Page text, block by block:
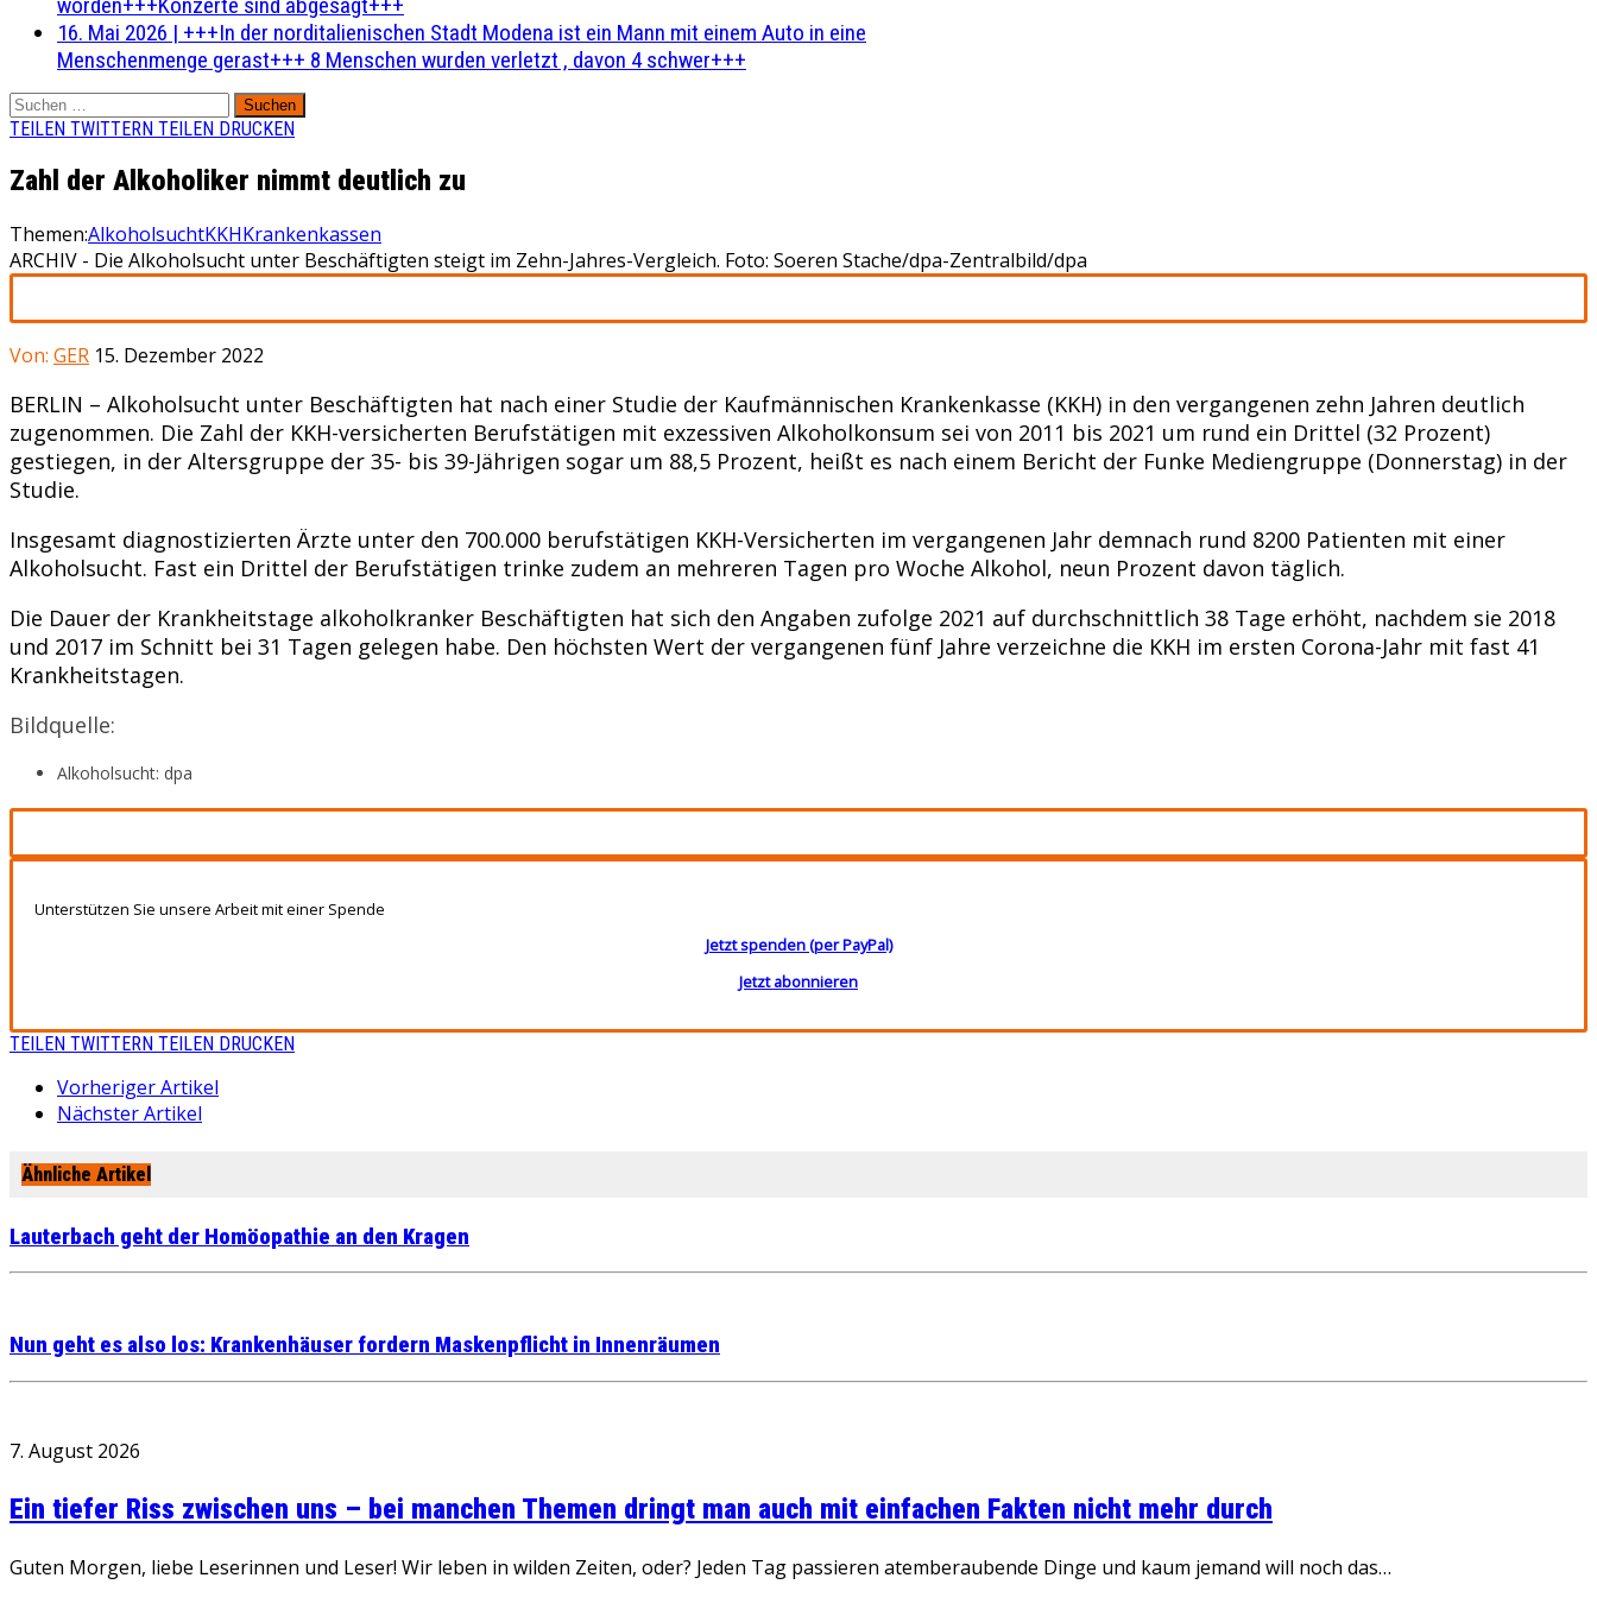
16. Mai 2026 | +++In der norditalienischen Stadt Modena ist ein Mann mit einem Auto in eine
Menschenmenge gerast+++ 8 Menschen wurden verletzt , davon 4 schwer+++
Suchen
nach:
TEILEN TWITTERN TEILEN DRUCKEN
Zahl der Alkoholiker nimmt deutlich zu
Themen:AlkoholsuchtKKHKrankenkassen
ARCHIV - Die Alkoholsucht unter Beschäftigten steigt im Zehn-Jahres-Vergleich. Foto: Soeren Stache/dpa-Zentralbild/dpa
Von: GER 15. Dezember 2022
BERLIN – Alkoholsucht unter Beschäftigten hat nach einer Studie der Kaufmännischen Krankenkasse (KKH) in den vergangenen zehn Jahren deutlich
zugenommen. Die Zahl der KKH-versicherten Berufstätigen mit exzessiven Alkoholkonsum sei von 2011 bis 2021 um rund ein Drittel (32 Prozent)
gestiegen, in der Altersgruppe der 35- bis 39-Jährigen sogar um 88,5 Prozent, heißt es nach einem Bericht der Funke Mediengruppe (Donnerstag) in der
Studie.
Insgesamt diagnostizierten Ärzte unter den 700.000 berufstätigen KKH-Versicherten im vergangenen Jahr demnach rund 8200 Patienten mit einer
Alkoholsucht. Fast ein Drittel der Berufstätigen trinke zudem an mehreren Tagen pro Woche Alkohol, neun Prozent davon täglich.
Die Dauer der Krankheitstage alkoholkranker Beschäftigten hat sich den Angaben zufolge 2021 auf durchschnittlich 38 Tage erhöht, nachdem sie 2018
und 2017 im Schnitt bei 31 Tagen gelegen habe. Den höchsten Wert der vergangenen fünf Jahre verzeichne die KKH im ersten Corona-Jahr mit fast 41
Krankheitstagen.
Bildquelle:
Alkoholsucht: dpa
Unterstützen Sie unsere Arbeit mit einer Spende
Jetzt spenden (per PayPal)
Jetzt abonnieren
TEILEN TWITTERN TEILEN DRUCKEN
Vorheriger Artikel
Nächster Artikel
Ähnliche Artikel
Lauterbach geht der Homöopathie an den Kragen
Nun geht es also los: Krankenhäuser fordern Maskenpflicht in Innenräumen
7. August 2026
Ein tiefer Riss zwischen uns – bei manchen Themen dringt man auch mit einfachen Fakten nicht mehr durch
Guten Morgen, liebe Leserinnen und Leser! Wir leben in wilden Zeiten, oder? Jeden Tag passieren atemberaubende Dinge und kaum jemand will noch das…